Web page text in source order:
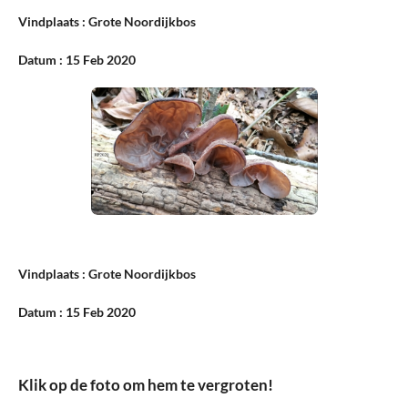
Vindplaats : Grote Noordijkbos
Datum : 15 Feb 2020
Vindplaats : Grote Noordijkbos
Datum : 15 Feb 2020
Klik op de foto om hem te vergroten!